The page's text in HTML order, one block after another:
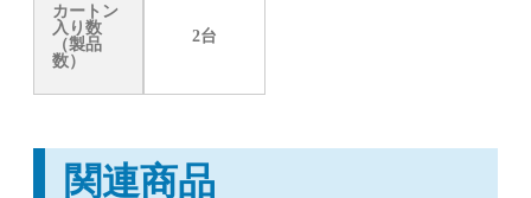
カートン
入り数
（製品
数）
2台
関連商品